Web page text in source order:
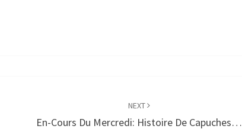
NEXT
En-Cours Du Mercredi: Histoire De Capuches…